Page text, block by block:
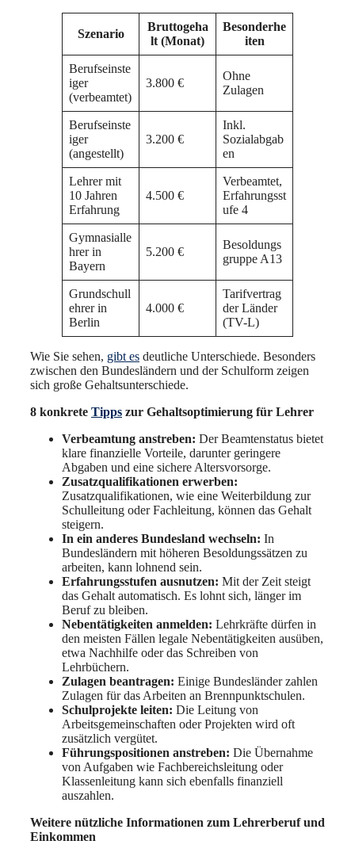
Szenario
Bruttogeha
lt (Monat)
Besonderhe
iten
Berufseinste
iger
(verbeamtet)
3.800 €
Ohne
Zulagen
Berufseinste
iger
(angestellt)
3.200 €
Inkl.
Sozialabgab
en
Lehrer mit
10 Jahren
Erfahrung
4.500 €
Verbeamtet,
Erfahrungsst
ufe 4
Gymnasialle
hrer in
Bayern
5.200 €
Besoldungs
gruppe A13
Grundschull
ehrer in
Berlin
4.000 €
Tarifvertrag
der Länder
(TV-L)
Wie Sie sehen, gibt es deutliche Unterschiede. Besonders
zwischen den Bundesländern und der Schulform zeigen
sich große Gehaltsunterschiede.
8 konkrete Tipps zur Gehaltsoptimierung für Lehrer
Verbeamtung anstreben: Der Beamtenstatus bietet
klare finanzielle Vorteile, darunter geringere
Abgaben und eine sichere Altersvorsorge.
Zusatzqualifikationen erwerben:
Zusatzqualifikationen, wie eine Weiterbildung zur
Schulleitung oder Fachleitung, können das Gehalt
steigern.
In ein anderes Bundesland wechseln: In
Bundesländern mit höheren Besoldungssätzen zu
arbeiten, kann lohnend sein.
Erfahrungsstufen ausnutzen: Mit der Zeit steigt
das Gehalt automatisch. Es lohnt sich, länger im
Beruf zu bleiben.
Nebentätigkeiten anmelden: Lehrkräfte dürfen in
den meisten Fällen legale Nebentätigkeiten ausüben,
etwa Nachhilfe oder das Schreiben von
Lehrbüchern.
Zulagen beantragen: Einige Bundesländer zahlen
Zulagen für das Arbeiten an Brennpunktschulen.
Schulprojekte leiten: Die Leitung von
Arbeitsgemeinschaften oder Projekten wird oft
zusätzlich vergütet.
Führungspositionen anstreben: Die Übernahme
von Aufgaben wie Fachbereichsleitung oder
Klassenleitung kann sich ebenfalls finanziell
auszahlen.
Weitere nützliche Informationen zum Lehrerberuf und
Einkommen